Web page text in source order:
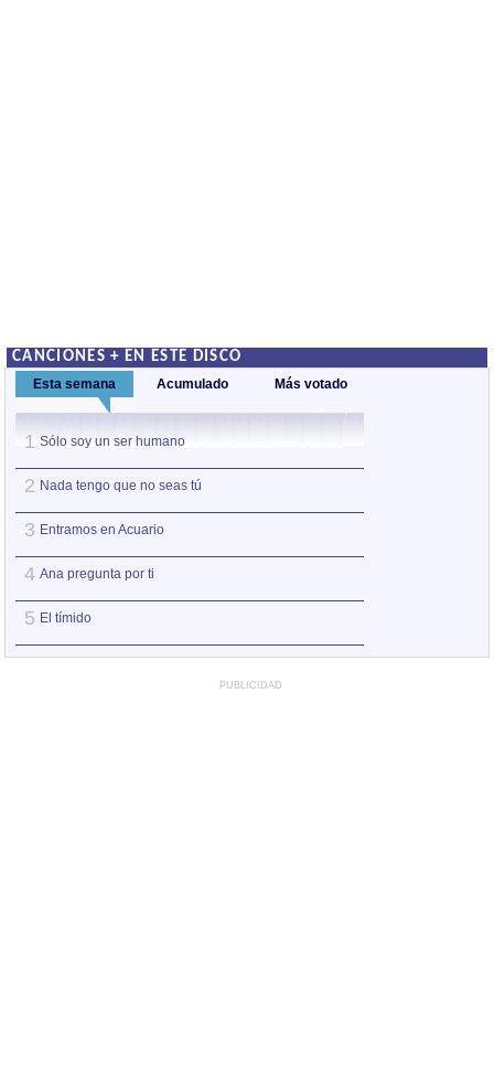
CANCIONES + EN ESTE DISCO
Esta semana Acumulado Más votado
1 Sólo soy un ser humano
2 Nada tengo que no seas tú
3 Entramos en Acuario
4 Ana pregunta por ti
5 El tímido
PUBLICIDAD